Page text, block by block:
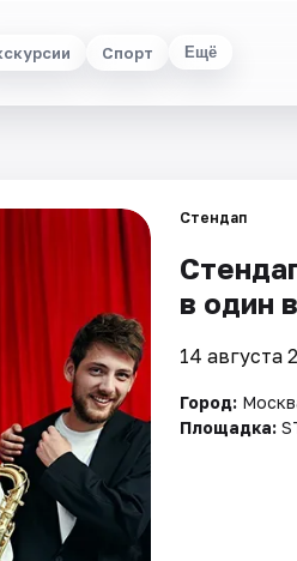
Спорт Ещё
Стендап
в один
14 августа
Город:
Площадка: